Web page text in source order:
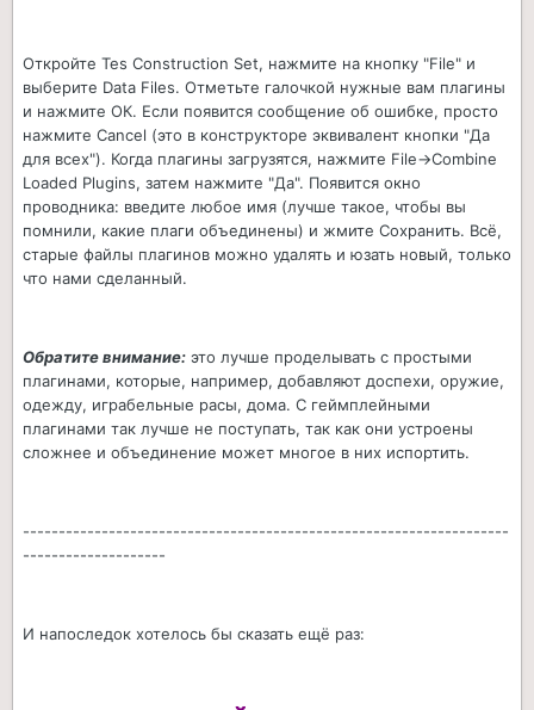
Откройте Tes Construction Set, нажмите на кнопку "File" и
выберите Data Files. Отметьте галочкой нужные вам плагины
и нажмите ОК. Если появится сообщение об ошибке, просто
нажмите Cancel (это в конструкторе эквивалент кнопки "Да
для всех"). Когда плагины загрузятся, нажмите File->Combine
Loaded Plugins, затем нажмите "Да". Появится окно
проводника: введите любое имя (лучше такое, чтобы вы
помнили, какие плаги объединены) и жмите Сохранить. Всё,
старые файлы плагинов можно удалять и юзать новый, только
что нами сделанный.
Обратите внимание: это лучше проделывать с простыми
плагинами, которые, например, добавляют доспехи, оружие,
одежду, играбельные расы, дома. С геймплейными
плагинами так лучше не поступать, так как они устроены
сложнее и объединение может многое в них испортить.
--------------------------------------------------------------------
--------------------
И напоследок хотелось бы сказать ещё раз: